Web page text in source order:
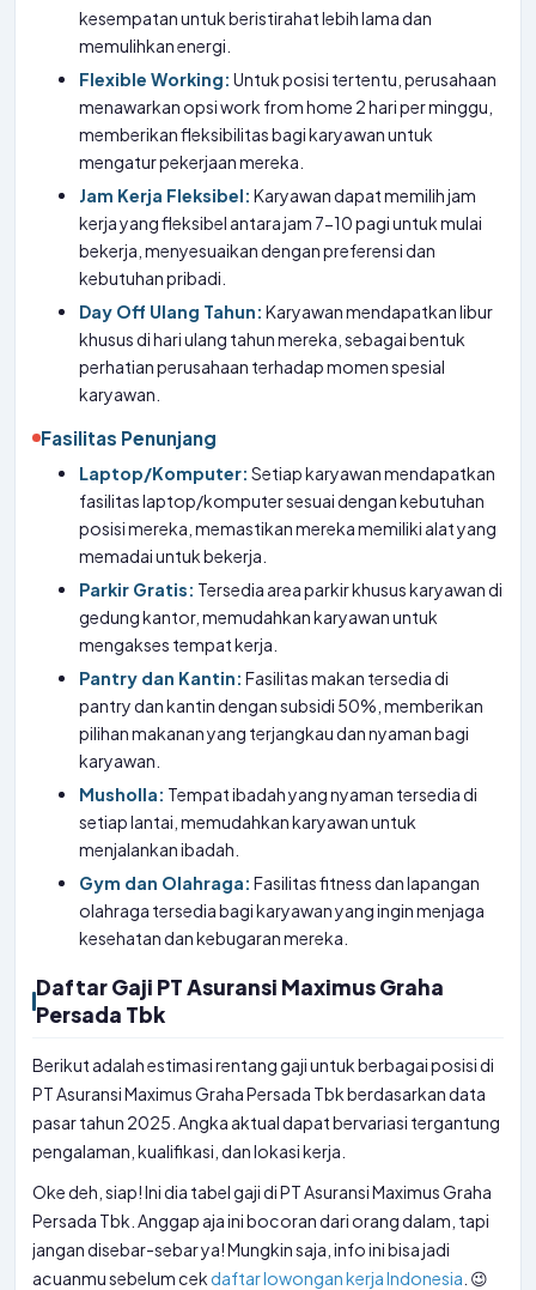
kesempatan untuk beristirahat lebih lama dan
memulihkan energi.
Flexible Working: Untuk posisi tertentu, perusahaan
menawarkan opsi work from home 2 hari per minggu,
memberikan fleksibilitas bagi karyawan untuk
mengatur pekerjaan mereka.
Jam Kerja Fleksibel: Karyawan dapat memilih jam
kerja yang fleksibel antara jam 7-10 pagi untuk mulai
bekerja, menyesuaikan dengan preferensi dan
kebutuhan pribadi.
Day Off Ulang Tahun: Karyawan mendapatkan libur
khusus di hari ulang tahun mereka, sebagai bentuk
perhatian perusahaan terhadap momen spesial
karyawan.
Fasilitas Penunjang
Laptop/Komputer: Setiap karyawan mendapatkan
fasilitas laptop/komputer sesuai dengan kebutuhan
posisi mereka, memastikan mereka memiliki alat yang
memadai untuk bekerja.
Parkir Gratis: Tersedia area parkir khusus karyawan di
gedung kantor, memudahkan karyawan untuk
mengakses tempat kerja.
Pantry dan Kantin: Fasilitas makan tersedia di
pantry dan kantin dengan subsidi 50%, memberikan
pilihan makanan yang terjangkau dan nyaman bagi
karyawan.
Musholla: Tempat ibadah yang nyaman tersedia di
setiap lantai, memudahkan karyawan untuk
menjalankan ibadah.
Gym dan Olahraga: Fasilitas fitness dan lapangan
olahraga tersedia bagi karyawan yang ingin menjaga
kesehatan dan kebugaran mereka.
Daftar Gaji PT Asuransi Maximus Graha
Persada Tbk
Berikut adalah estimasi rentang gaji untuk berbagai posisi di
PT Asuransi Maximus Graha Persada Tbk berdasarkan data
pasar tahun 2025. Angka aktual dapat bervariasi tergantung
pengalaman, kualifikasi, dan lokasi kerja.
Oke deh, siap! Ini dia tabel gaji di PT Asuransi Maximus Graha
Persada Tbk. Anggap aja ini bocoran dari orang dalam, tapi
jangan disebar-sebar ya! Mungkin saja, info ini bisa jadi
acuanmu sebelum cek daftar lowongan kerja Indonesia . 😉